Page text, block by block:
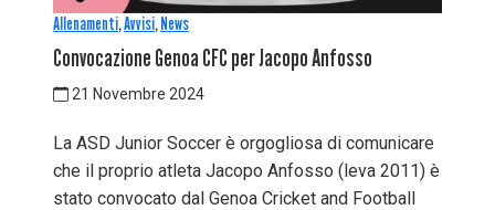
Allenamenti,Avvisi,News
Convocazione Genoa CFC per Jacopo Anfosso
21 Novembre 2024
La ASD Junior Soccer è orgogliosa di comunicare
che il proprio atleta Jacopo Anfosso (leva 2011) è
stato convocato dal Genoa Cricket and Football